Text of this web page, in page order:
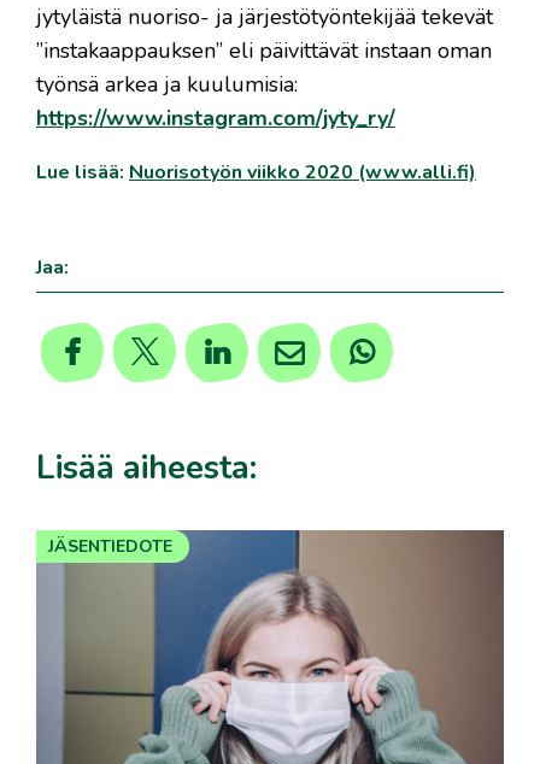
jytyläistä nuoriso- ja järjestötyöntekijää tekevät
”instakaappauksen” eli päivittävät instaan oman
työnsä arkea ja kuulumisia:
https://www.instagram.com/jyty_ry/
Lue lisää: Nuorisotyön viikko 2020 (www.alli.fi)
Jaa:
Lisää aiheesta:
JÄSENTIEDOTE